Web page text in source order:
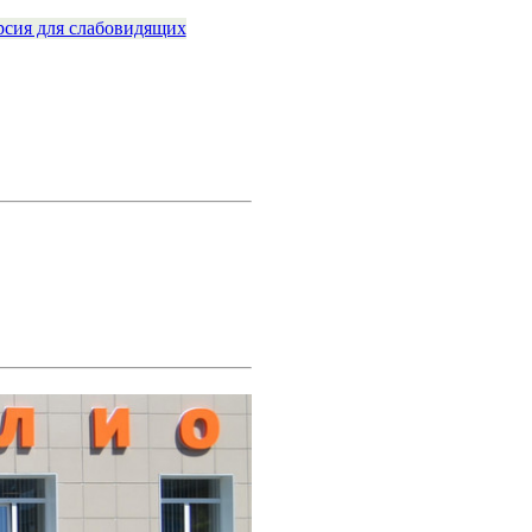
для слабовидящих